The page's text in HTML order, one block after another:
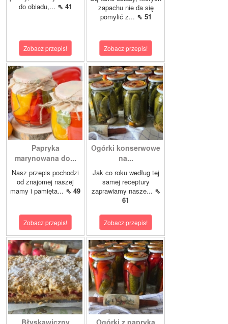
do obiadu,... ⇖ 41
Zobacz przepis!
zapachu nie da się
pomylić z... ⇖ 51
Zobacz przepis!
Papryka
marynowana do...
Nasz przepis pochodzi
od znajomej naszej
mamy i pamięta... ⇖ 49
Zobacz przepis!
Ogórki konserwowe
na...
Jak co roku według tej
samej receptury
zaprawiamy nasze... ⇖
61
Zobacz przepis!
Błyskawiczny Ogórki z papryką